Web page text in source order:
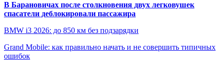
В Барановичах после столкновения двух легковушек
спасатели деблокировали пассажира
BMW i3 2026: до 850 км без подзарядки
Grand Mobile: как правильно начать и не совершить типичных
ошибок